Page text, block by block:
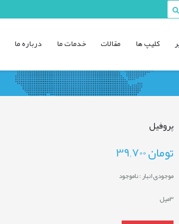
کليپ ها مقالات خدمات ما درباره ما
پروفیل
تومان
موجودی انبار :ناموجود
3میل